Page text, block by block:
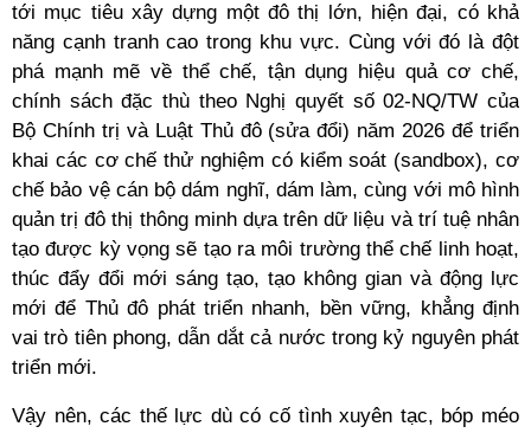
tới mục tiêu xây dựng một đô thị lớn, hiện đại, có khả
năng cạnh tranh cao trong khu vực. Cùng với đó là đột
phá mạnh mẽ về thể chế, tận dụng hiệu quả cơ chế,
chính sách đặc thù theo Nghị quyết số 02-NQ/TW của
Bộ Chính trị và Luật Thủ đô (sửa đổi) năm 2026 để triển
khai các cơ chế thử nghiệm có kiểm soát (sandbox), cơ
chế bảo vệ cán bộ dám nghĩ, dám làm, cùng với mô hình
quản trị đô thị thông minh dựa trên dữ liệu và trí tuệ nhân
tạo được kỳ vọng sẽ tạo ra môi trường thể chế linh hoạt,
thúc đẩy đổi mới sáng tạo, tạo không gian và động lực
mới để Thủ đô phát triển nhanh, bền vững, khẳng định
vai trò tiên phong, dẫn dắt cả nước trong kỷ nguyên phát
triển mới.
Vậy nên, các thế lực dù có cố tình xuyên tạc, bóp méo